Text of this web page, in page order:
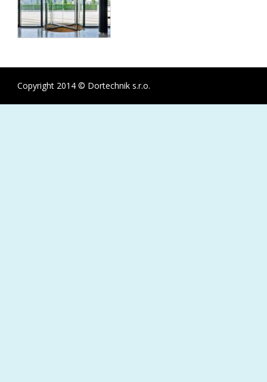
Copyright 2014 © Dortechnik s.r.o.